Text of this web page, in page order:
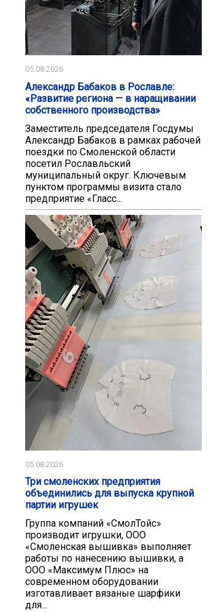
05.08.2026
Александр Бабаков в Рославле:
«Развитие региона — в наращивании
собственного производства»
Заместитель председателя Госдумы
Александр Бабаков в рамках рабочей
поездки по Смоленской области
посетил Рославльский
муниципальный округ. Ключевым
пунктом программы визита стало
предприятие «Гласс...
05.08.2026
Три смоленских предприятия
объединились для выпуска крупной
партии игрушек
Группа компаний «СмолТойс»
производит игрушки, ООО
«Смоленская вышивка» выполняет
работы по нанесению вышивки, а
ООО «Максимум Плюс» на
современном оборудовании
изготавливает вязаные шарфики
для...